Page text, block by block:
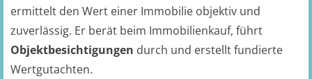
ermittelt den Wert einer Immobilie objektiv und
zuverlässig. Er berät beim Immobilienkauf, führt
Objektbesichtigungen durch und erstellt fundierte
Wertgutachten.